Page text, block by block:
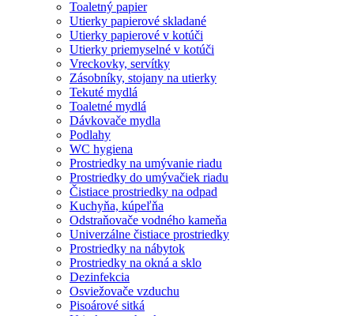
Toaletný papier
Utierky papierové skladané
Utierky papierové v kotúči
Utierky priemyselné v kotúči
Vreckovky, servítky
Zásobníky, stojany na utierky
Tekuté mydlá
Toaletné mydlá
Dávkovače mydla
Podlahy
WC hygiena
Prostriedky na umývanie riadu
Prostriedky do umývačiek riadu
Čistiace prostriedky na odpad
Kuchyňa, kúpeľňa
Odstraňovače vodného kameňa
Univerzálne čistiace prostriedky
Prostriedky na nábytok
Prostriedky na okná a sklo
Dezinfekcia
Osviežovače vzduchu
Pisoárové sitká